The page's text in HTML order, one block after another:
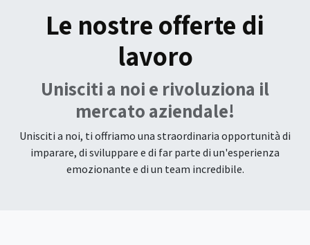
Le nostre offerte di
lavoro
Unisciti a noi e rivoluziona il
mercato aziendale!
Unisciti a noi, ti offriamo una straordinaria opportunità di
imparare, di sviluppare e di far parte di un'esperienza
emozionante e di un team incredibile.